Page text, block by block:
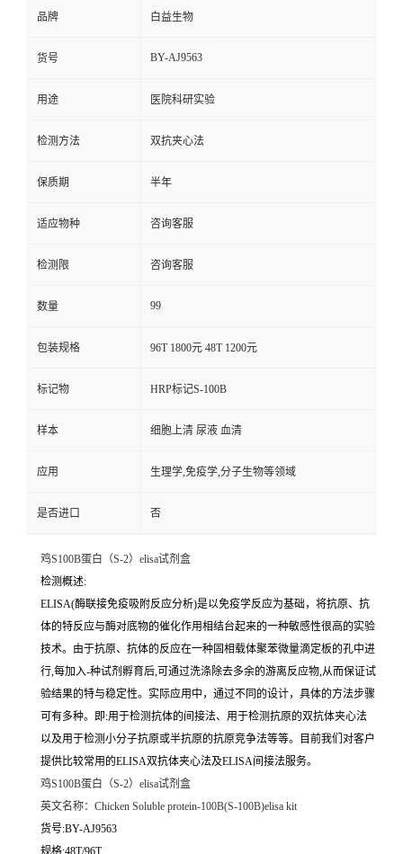
品牌 白益生物
货号 BY-AJ9563
用途 医院科研实验
检测方法 双抗夹心法
保质期 半年
适应物种 咨询客服
检测限 咨询客服
数量 99
包装规格 96T 1800元 48T 1200元
标记物 HRP标记S-100B
样本 细胞上清 尿液 血清
应用 生理学,免疫学,分子生物等领域
是否进口 否
鸡S100B蛋白（S-2）elisa试剂盒
检测概述:
ELISA(酶联接免疫吸附反应分析)是以免疫学反应为基础，将抗原、抗
体的特反应与酶对底物的催化作用相结台起来的一种敏感性很高的实验
技术。由于抗原、抗体的反应在一种固相载体聚苯微量滴定板的孔中进
行,每加入-种试剂孵育后,可通过洗涤除去多余的游离反应物,从而保证试
验结果的特与稳定性。实际应用中，通过不同的设计，具体的方法步骤
可有多种。即:用于检测抗体的间接法、用于检测抗原的双抗体夹心法
以及用于检测小分子抗原或半抗原的抗原竞争法等等。目前我们对客户
提供比较常用的ELISA双抗体夹心法及ELISA间接法服务。
鸡S100B蛋白（S-2）elisa试剂盒
英文名称： Chicken Soluble protein-100B(S-100B)elisa kit
货号:BY-AJ9563